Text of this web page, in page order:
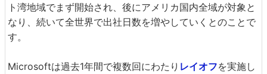
ト湾地域でまず開始され、後にアメリカ国内全域が対象と
なり、続いて全世界で出社日数を増やしていくとのことで
す。
Microsoftは過去1年間で複数回にわたり レイオフを実施し